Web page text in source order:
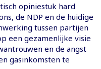
opiniestuk hard
de NDP en de huidige
tussen partijen
een gezamenlijke visie
en de angst
gasinkomsten te